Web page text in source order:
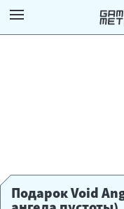
Подарок Void